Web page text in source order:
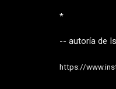
*
-- autoría de
https://